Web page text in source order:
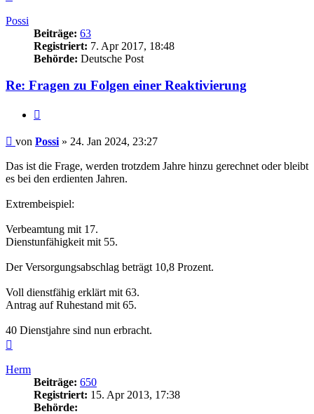
Possi
Beiträge: 63
Registriert: 7. Apr 2017, 18:48
Behörde: Deutsche Post
Re: Fragen zu Folgen einer Reaktivierung
Beitrag
von Possi » 24. Jan 2024, 23:27
Das ist die Frage, werden trotzdem Jahre hinzu gerechnet oder bleibt
es bei den erdienten Jahren.
Extrembeispiel:
Verbeamtung mit 17.
Dienstunfähigkeit mit 55.
Der Versorgungsabschlag beträgt 10,8 Prozent.
Voll dienstfähig erklärt mit 63.
Antrag auf Ruhestand mit 65.
40 Dienstjahre sind nun erbracht.
Herm
Beiträge: 650
Registriert: 15. Apr 2013, 17:38
Behörde: